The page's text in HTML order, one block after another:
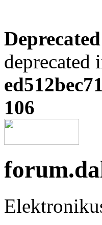
Deprecated
deprecated
106